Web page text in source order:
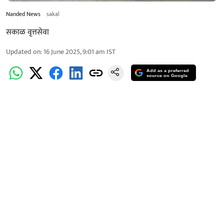
Nanded News sakal
सकाळ वृत्तसेवा
Updated on:16 June 2025, 9:01 am IST
Add as a preferred
source on Google